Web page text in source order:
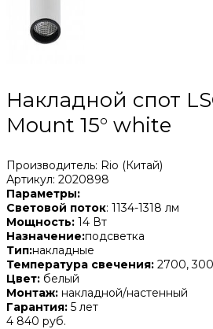
Накладной спот
Mount 15° white
Производитель: Rio (Китай)
Артикул: 2020898
Параметры:
Световой поток: 1134-1318 лм
Мощность: 14 Вт
Назначение:подсветка
Тип:накладные
Температура свечения: 2700,
Цвет: белый
Монтаж: накладной/настенный
Гарантия: 5 лет
4 840 руб.